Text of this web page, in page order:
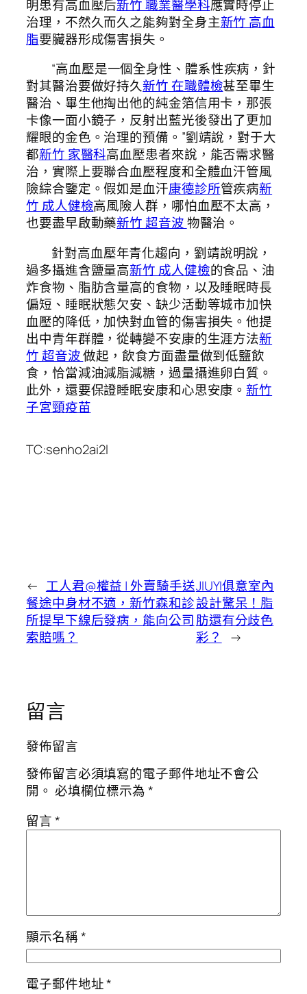
明患有高血壓后新竹 職業醫學科應實時停止
治理，不然久而久之能夠對全身主新竹 高血
脂要臟器形成傷害損失。
“高血壓是一個全身性、體系性疾病，針
對其醫治要做好持久新竹 在職體檢甚至畢生
醫治、畢生他掏出他的純金箔信用卡，那張
卡像一面小鏡子，反射出藍光後發出了更加
耀眼的金色。治理的預備。”劉靖說，對于大
都新竹 家醫科高血壓患者來說，能否需求醫
治，實際上要聯合血壓程度和全體血汗管風
險綜合鑒定。假如是血汗康德診所管疾病新
竹 成人健檢高風險人群，哪怕血壓不太高，
也要盡早啟動藥新竹 超音波物醫治。
針對高血壓年青化趨向，劉靖說明說，
過多攝進含鹽量高新竹 成人健檢的食品、油
炸食物、脂肪含量高的食物，以及睡眠時長
偏短、睡眠狀態欠安、缺少活動等城市加快
血壓的降低，加快對血管的傷害損失。他提
出中青年群體，從轉變不安康的生涯方法新
竹 超音波做起，飲食方面盡量做到低鹽飲
食，恰當減油減脂減糖，過量攝進卵白質。
此外，還要保證睡眠安康和心思安康。新竹
子宮頸疫苗
TC:senho2ai2l
← 工人君@權益 | 外賣騎手送
餐途中身材不適，新竹森和診
所提早下線后發病，能向公司
索賠嗎？
JIUYI俱意室內
設計驚呆！脂
肪還有分歧色
彩？
→
留言
發佈留言
發佈留言必須填寫的電子郵件地址不會公
開。 必填欄位標示為*
留言*
顯示名稱*
電子郵件地址*